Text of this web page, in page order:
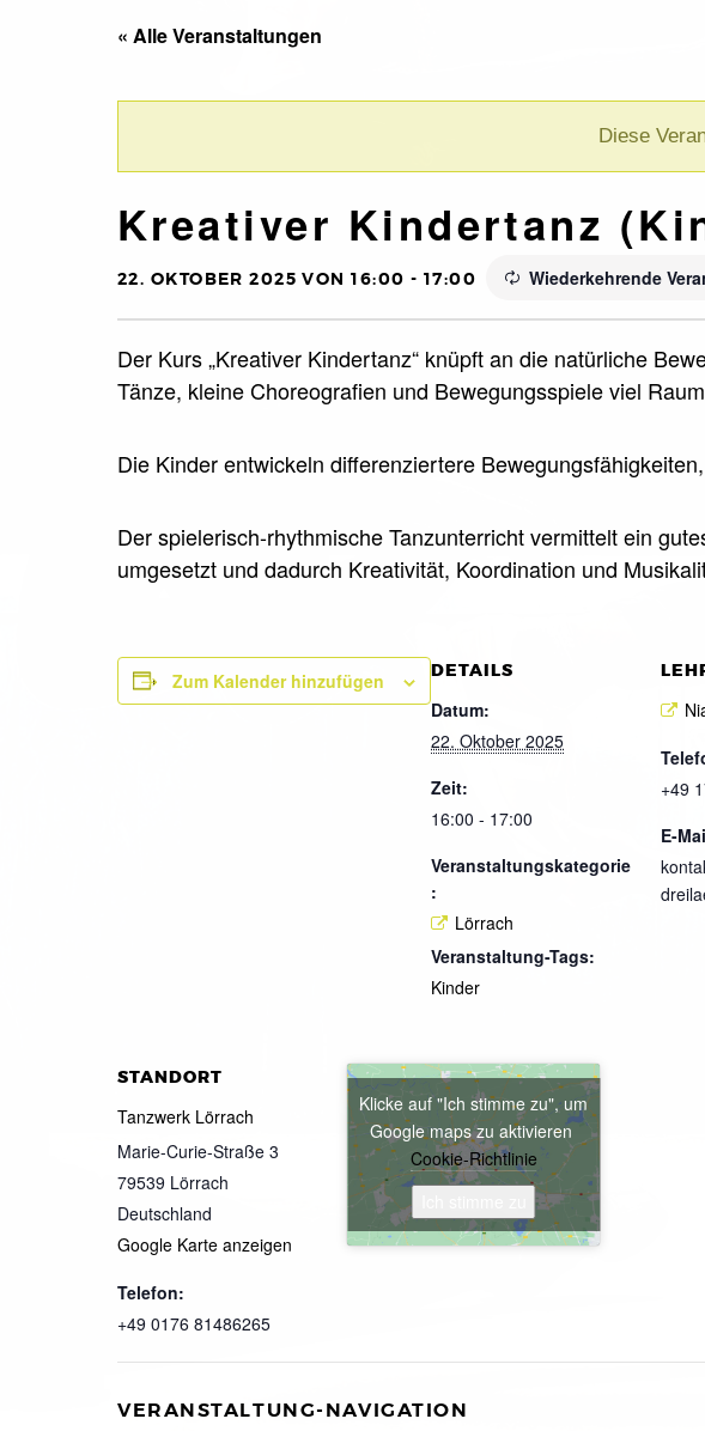
« Alle Veranstaltungen
Diese
Kreativer Kindertanz
22. OKTOBER 2025 VON 16:00 - 17:00 Wiederkehrende
Der Kurs „Kreativer Kindertanz“ knüpft an die natürliche
Tänze, kleine Choreografien und Bewegungsspiele viel
Die Kinder entwickeln differenziertere
Der spielerisch-rhythmische Tanzunterricht vermittelt ein
umgesetzt und dadurch Kreativität, Koordination und
Zum Kalender hinzufügen DETAILS
Datum:
22. Oktober 2025
Zeit:
16:00 - 17:00
Veranstaltungskategorie
:
Lörrach
Veranstaltung-Tags:
Kinder
+49
E-
STANDORT
Tanzwerk Lörrach
Marie-Curie-Straße 3
79539 Lörrach
Deutschland
Google Karte anzeigen
Telefon:
+49 0176 81486265
Klicke auf "Ich stimme zu", um
Google maps zu aktivieren
Cookie-Richtlinie
VERANSTALTUNG-NAVIGATION